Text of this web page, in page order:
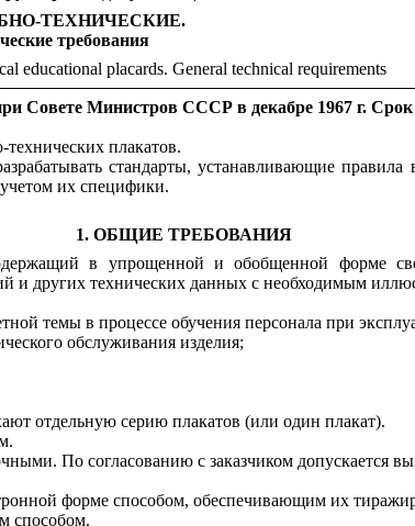
ТЕХНИЧЕСКИЕ.
требования
educational placards. General technical requirements
Совете Министров СССР в декабре 1967 г. Срок
плакатов.
стандарты, устанавливающие
их специфики.
1. ОБЩИЕ ТРЕБОВАНИЯ
в упрощенной и обобщенной форме
и других технических данных с необходимым
темы в процессе обучения персонала при
обслуживания изделия;
отдельную серию плакатов (или один плакат).
По согласованию с заказчиком допускается
форме способом, обеспечивающим их
способом.